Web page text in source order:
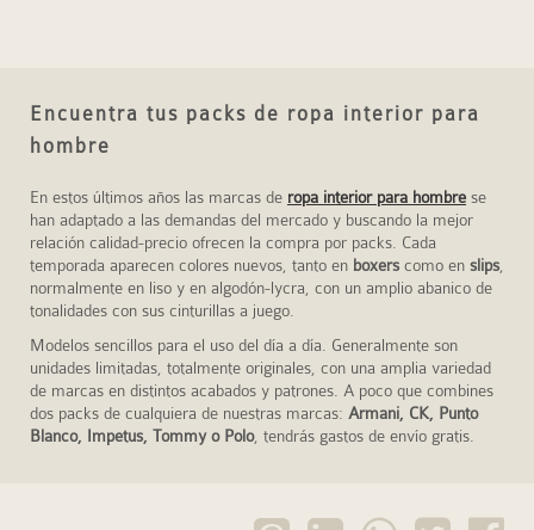
Encuentra tus packs de ropa interior para
hombre
En estos últimos años las marcas de ropa interior para hombre se
han adaptado a las demandas del mercado y buscando la mejor
relación calidad-precio ofrecen la compra por packs. Cada
temporada aparecen colores nuevos, tanto en boxers como en slips
normalmente en liso y en algodón-lycra, con un amplio abanico de
tonalidades con sus cinturillas a juego.
Modelos sencillos para el uso del día a día. Generalmente son
unidades limitadas, totalmente originales, con una amplia variedad
de marcas en distintos acabados y patrones. A poco que combines
dos packs de cualquiera de nuestras marcas: Armani, CK, Punto
Blanco, Impetus, Tommy o Polo, tendrás gastos de envío gratis.